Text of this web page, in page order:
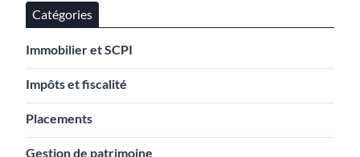
Catégories
Immobilier et SCPI
Impôts et fiscalité
Placements
Gestion de patrimoine